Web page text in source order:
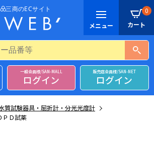
0
一般会員様/SAN-MALL
ログイン
販売店会員様/SAN-NET
ログイン
質試験器具・屈折計・分光光度計
Ｄ試薬